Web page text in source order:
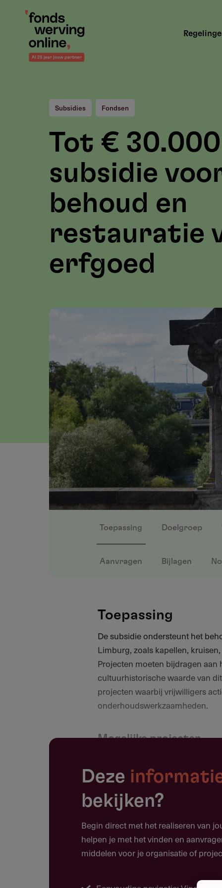
Overslaan
Hoofdnavigatie
Subsidies Fondsen
Tot € 30.000
subsidie
behoud en
restauratie
erfgoed
Toepassing Doelgroep
Aanvragen Bijlagen
Toepassing
De subsidie ondersteunt het
Limburg, zoals kapellen,
Projecten moeten bijdragen
cultuurhistorische waarde van
projecten waarbij vrijwilligers
onderhoudswerkzaamheden.
Mogelijke projecten
Onderhoud van kleine
Projecten gericht op het
maken van erfgoed
Educatieve of promotionele
Deze
bekijken?
Begin direct met het realiseren van
helpen je met het vinden en
middelen voor je organisatie of